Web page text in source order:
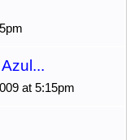
at 5:15pm